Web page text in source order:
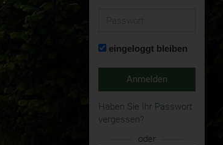
eingeloggt bleiben
Anmelden
Haben Sie Ihr Passwort
vergessen?
oder